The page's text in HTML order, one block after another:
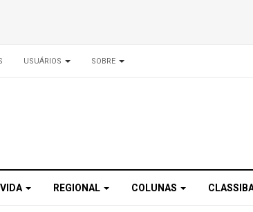
USUÁRIOS SOBRE
REGIONAL COLUNAS